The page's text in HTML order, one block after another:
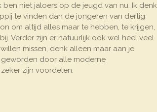
niet jaloers op de jeugd van nu. Ik denk
te vinden dan de jongeren van dertig
om altijd alles maar te hebben, te krijgen,
Verder zijn er natuurlijk ook wel heel veel
missen, denk alleen maar aan je
geworden door alle moderne
zijn voordelen.